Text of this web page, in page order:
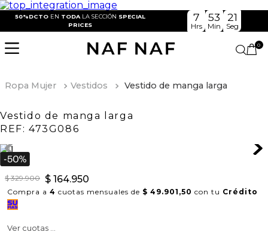
50%DCTO EN TODA LA SECCIÓN SPECIAL
PRICES
7
Hrs
53
Min
21
Seg
0
Ropa Mujer Vestidos Vestido de manga larga
Vestido de manga larga
REF: 473G086
$ 329.900 $ 164.950
Compra a 4 cuotas mensuales de $ 49.901,50 con tu Crédito
Ver cuotas ...